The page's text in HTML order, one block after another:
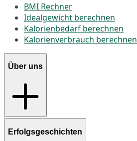
BMI Rechner
Idealgewicht berechnen
Kalorienbedarf berechnen
Kalorienverbrauch berechnen
Über uns
Erfolgsgeschichten